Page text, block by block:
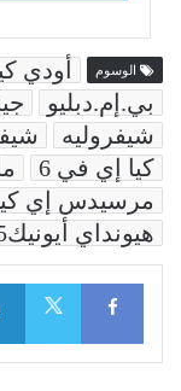
الوسوم أودي
بي.إم.دبليو
شيفروليه
كيا إي في 6
مرسيدس إي
هيونداي أيونيك5
Facebook